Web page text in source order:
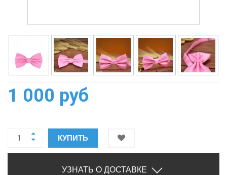
1 000 руб
КУПИТЬ
УЗНАТЬ О ДОСТАВКЕ